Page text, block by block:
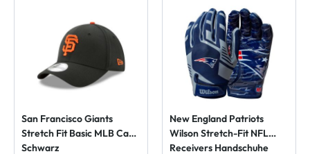
San Francisco Giants
Stretch Fit Basic MLB Cap
Schwarz
New England Patriots
Wilson Stretch-Fit NFL
Receivers Handschuhe